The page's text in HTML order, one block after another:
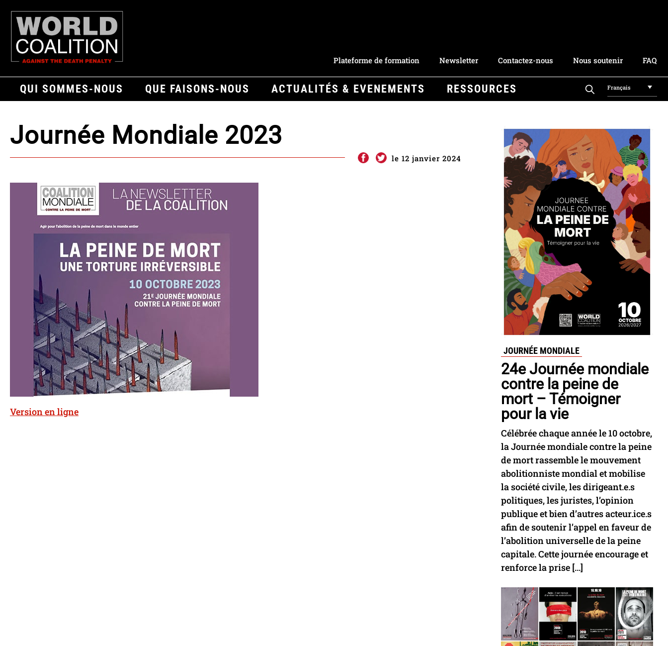
Plateforme de formation Newsletter Contactez-nous Nous soutenir FAQ
QUI SOMMES-NOUS QUE FAISONS-NOUS ACTUALITÉS & EVENEMENTS RESSOURCES Français
Journée Mondiale 2023
le 12 janvier 2024
Version en ligne
JOURNÉE MONDIALE
24e Journée mondiale
contre la peine de
mort – Témoigner
pour la vie
Célébrée chaque année le 10 octobre,
la Journée mondiale contre la peine
de mort rassemble le mouvement
abolitionniste mondial et mobilise
la société civile, les dirigeant.e.s
politiques, les juristes, l’opinion
publique et bien d’autres acteur.ice.s
afin de soutenir l’appel en faveur de
l’abolition universelle de la peine
capitale. Cette journée encourage et
renforce la prise […]